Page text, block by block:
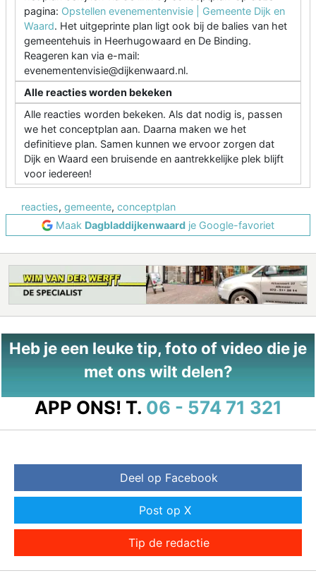
pagina: Opstellen evenementenvisie | Gemeente Dijk en
Waard. Het uitgeprinte plan ligt ook bij de balies van het
gemeentehuis in Heerhugowaard en De Binding.
Reageren kan via e-mail:
evenementenvisie@dijkenwaard.nl.
Alle reacties worden bekeken
Alle reacties worden bekeken. Als dat nodig is, passen
we het conceptplan aan. Daarna maken we het
definitieve plan. Samen kunnen we ervoor zorgen dat
Dijk en Waard een bruisende en aantrekkelijke plek blijft
voor iedereen!
reacties, gemeente, conceptplan
Maak Dagbladdijkenwaard je Google-favoriet
Heb je een leuke tip, foto of video die je
met ons wilt delen?
APP ONS! T. 06 - 574 71 321
Deel op Facebook
Post op X
Tip de redactie